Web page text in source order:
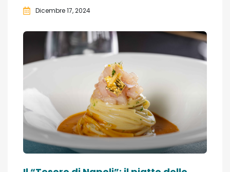
Dicembre 17, 2024